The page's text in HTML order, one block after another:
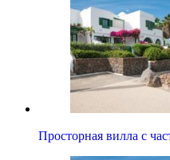
Просторная вилла с